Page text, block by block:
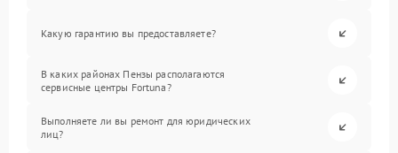
Какую гарантию вы предоставляете?
В каких районах Пензы располагаются
сервисные центры Fortuna?
Выполняете ли вы ремонт для юридических
лиц?